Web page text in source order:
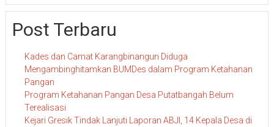
Post Terbaru
Kades dan Camat Karangbinangun Diduga
Mengambinghitamkan BUMDes dalam Program Ketahanan
Pangan
Program Ketahanan Pangan Desa Putatbangah Belum
Terealisasi
Kejari Gresik Tindak Lanjuti Laporan ABJI, 14 Kepala Desa di